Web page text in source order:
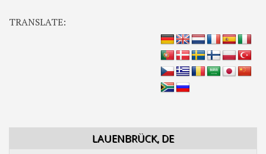
TRANSLATE:
LAUENBRÜCK, DE